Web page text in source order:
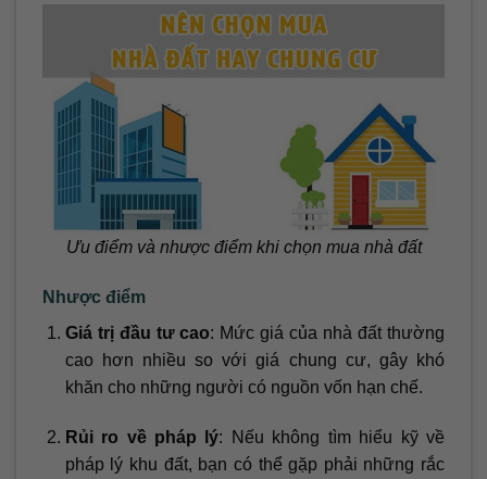
Ưu điểm và nhược điểm khi chọn mua nhà đất
Nhược điểm
Giá trị đầu tư cao: Mức giá của nhà đất thường
cao hơn nhiều so với giá chung cư, gây khó
khăn cho những người có nguồn vốn hạn chế.
Rủi ro về pháp lý: Nếu không tìm hiểu kỹ về
pháp lý khu đất, bạn có thể gặp phải những rắc